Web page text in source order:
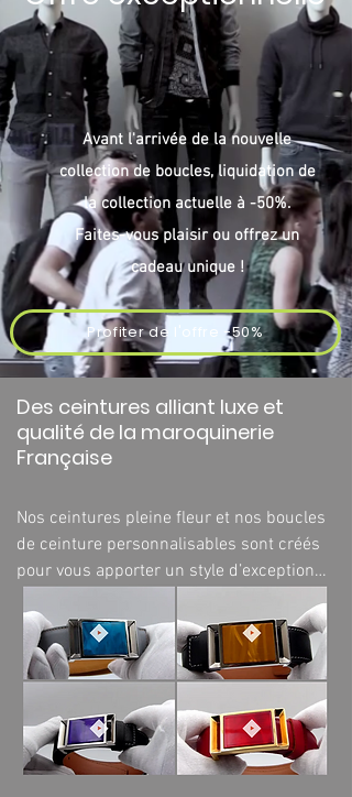
Avant l'arrivée de la nouvelle
collection de boucles, liquidation de
la collection actuelle à -50%.
Faites-vous plaisir ou offrez un
cadeau unique !
Profiter de l'offre -50%
Des ceintures alliant luxe et
qualité de la maroquinerie
Française
Nos ceintures pleine fleur et nos boucles
de ceinture personnalisables sont créés
pour vous apporter un style d’exception
Vos boucles et vos ceintures ne seront
plus de simples accessoires mais
deviendront des véritables bijoux
Les cuirs sont sélectionnés avec soin
pour se marier parfaitement à nos
tenues.